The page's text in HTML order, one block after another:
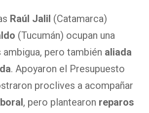
Raúl Jalil (Catamarca)
(Tucumán) ocupan una
pero también aliada
. Apoyaron el Presupuesto
proclives a acompañar
, pero plantearon reparos